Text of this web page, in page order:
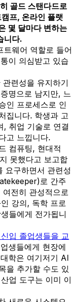
골드 스탠다드로
프, 온라인 플랫
몇 달마다 변하는
니다.
웨어 역할로 들어
이 의심받고 있습
련성을 유지하기
명으로 남지만, 느
인 프로세스로 인
집니다. 학생과 고
, 취업 기술로 연결
고 느낍니다.
컴퓨팅, 현대적
못했다고 보고합
요구하면서 관련성
로 간주
전히 관성적으로
강의, 독학 프로
들에게 전가됩니
입 졸업생들을 교
생들에게 현장에
학은 여기저기 AI
을 추가할 수도 있
업 도구는 이미 이